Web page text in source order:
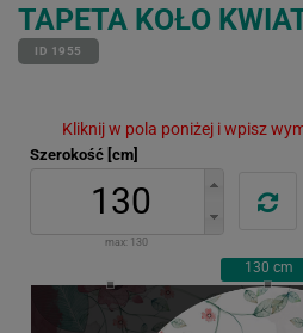
TAPETA KOŁO
ID 1955
Kliknij w pola poniżej i wpisz
Szerokość [cm]
max: 130
130 cm